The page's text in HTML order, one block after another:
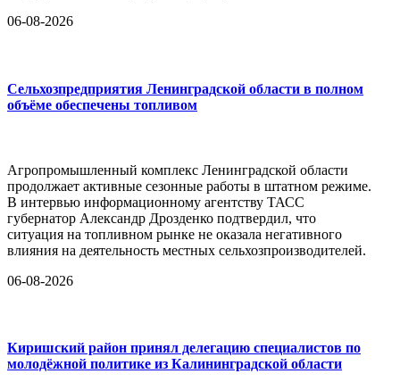
06-08-2026
Сельхозпредприятия Ленинградской области в полном
объёме обеспечены топливом
Агропромышленный комплекс Ленинградской области
продолжает активные сезонные работы в штатном режиме.
В интервью информационному агентству ТАСС
губернатор Александр Дрозденко подтвердил, что
ситуация на топливном рынке не оказала негативного
влияния на деятельность местных сельхозпроизводителей.
06-08-2026
Киришский район принял делегацию специалистов по
молодёжной политике из Калининградской области